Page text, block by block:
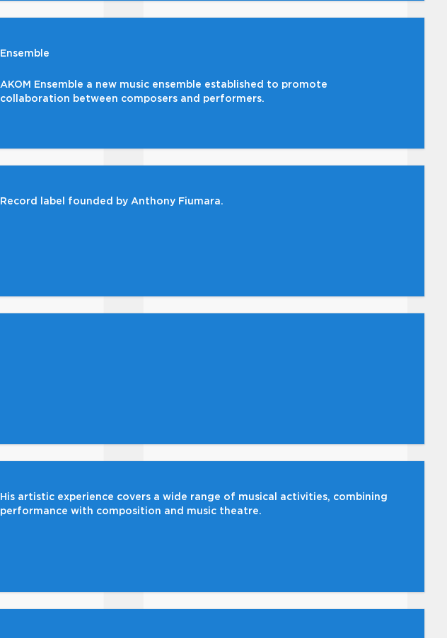
Ensemble
AKOM Ensemble a new music ensemble established to promote
collaboration between composers and performers.
Record label founded by Anthony Fiumara.
His artistic experience covers a wide range of musical activities, combining
performance with composition and music theatre.